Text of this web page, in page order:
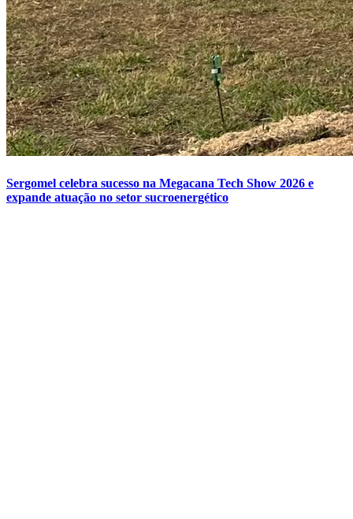
Sergomel celebra sucesso na Megacana Tech Show 2026 e
expande atuação no setor sucroenergético